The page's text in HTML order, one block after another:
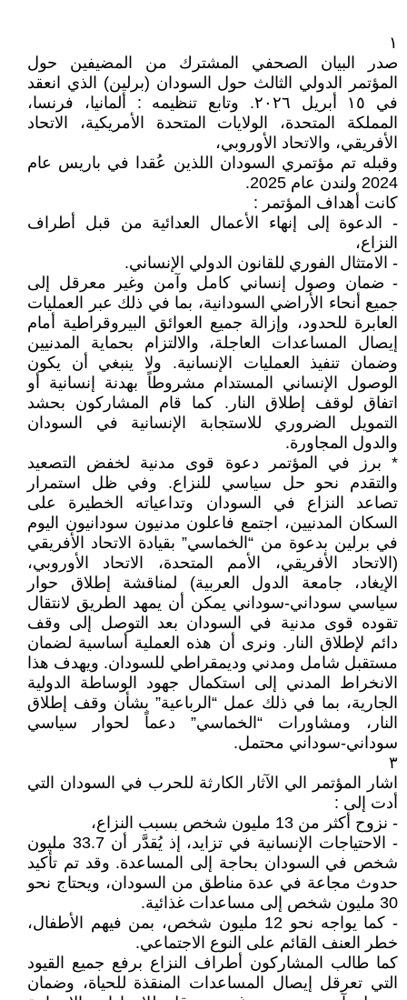
١
صدر البيان الصحفي المشترك من المضيفين حول
المؤتمر الدولي الثالث حول السودان (برلين) الذي انعقد
في ١٥ أبريل ٢٠٢٦. وتابع تنظيمه : ألمانيا، فرنسا،
المملكة المتحدة، الولايات المتحدة الأمريكية، الاتحاد
الأفريقي، والاتحاد الأوروبي،
وقبله تم مؤتمري السودان اللذين عُقدا في باريس عام
2024 ولندن عام 2025.
كانت أهداف المؤتمر :
- الدعوة إلى إنهاء الأعمال العدائية من قبل أطراف
النزاع،
- الامتثال الفوري للقانون الدولي الإنساني.
- ضمان وصول إنساني كامل وآمن وغير معرقل إلى
جميع أنحاء الأراضي السودانية، بما في ذلك عبر العمليات
العابرة للحدود، وإزالة جميع العوائق البيروقراطية أمام
إيصال المساعدات العاجلة، والالتزام بحماية المدنيين
وضمان تنفيذ العمليات الإنسانية. ولا ينبغي أن يكون
الوصول الإنساني المستدام مشروطاً بهدنة إنسانية أو
اتفاق لوقف إطلاق النار. كما قام المشاركون بحشد
التمويل الضروري للاستجابة الإنسانية في السودان
والدول المجاورة.
* برز في المؤتمر دعوة قوى مدنية لخفض التصعيد
والتقدم نحو حل سياسي للنزاع. وفي ظل استمرار
تصاعد النزاع في السودان وتداعياته الخطيرة على
السكان المدنيين، اجتمع فاعلون مدنيون سودانيون اليوم
في برلين بدعوة من “الخماسي” بقيادة الاتحاد الأفريقي
(الاتحاد الأفريقي، الأمم المتحدة، الاتحاد الأوروبي،
الإيغاد، جامعة الدول العربية) لمناقشة إطلاق حوار
سياسي سوداني-سوداني يمكن أن يمهد الطريق لانتقال
تقوده قوى مدنية في السودان بعد التوصل إلى وقف
دائم لإطلاق النار. ونرى أن هذه العملية أساسية لضمان
مستقبل شامل ومدني وديمقراطي للسودان. ويهدف هذا
الانخراط المدني إلى استكمال جهود الوساطة الدولية
الجارية، بما في ذلك عمل “الرباعية” بشأن وقف إطلاق
النار، ومشاورات “الخماسي” دعماً لحوار سياسي
سوداني-سوداني محتمل.
٣
اشار المؤتمر الي الآثار الكارثة للحرب في السودان التي
أدت إلى :
- نزوح أكثر من 13 مليون شخص بسبب النزاع،
- الاحتياجات الإنسانية في تزايد، إذ يُقدَّر أن 33.7 مليون
شخص في السودان بحاجة إلى المساعدة. وقد تم تأكيد
حدوث مجاعة في عدة مناطق من السودان، ويحتاج نحو
30 مليون شخص إلى مساعدات غذائية.
- كما يواجه نحو 12 مليون شخص، بمن فيهم الأطفال،
خطر العنف القائم على النوع الاجتماعي.
كما طالب المشاركون أطراف النزاع برفع جميع القيود
التي تعرقل إيصال المساعدات المنقذة للحياة، وضمان